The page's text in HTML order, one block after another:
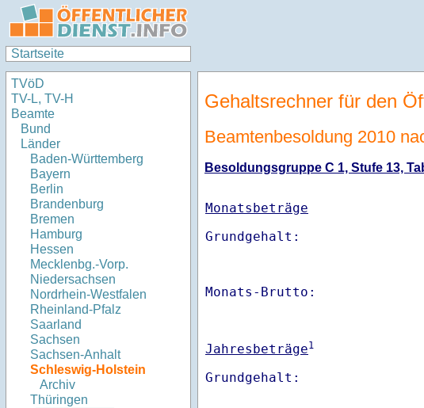
Startseite
TVöD
TV-L, TV-H
Beamte
Bund
Länder
Baden-Württemberg
Bayern
Berlin
Brandenburg
Bremen
Hamburg
Hessen
Mecklenbg.-Vorp.
Niedersachsen
Nordrhein-Westfalen
Rheinland-Pfalz
Saarland
Sachsen
Sachsen-Anhalt
Schleswig-Holstein
Archiv
Thüringen
Gehaltsrechner für den
Beamtenbesoldung 2010
Besoldungsgruppe C 1, Stufe 13,
Monatsbeträge
Monats-
Jahresbeträge1